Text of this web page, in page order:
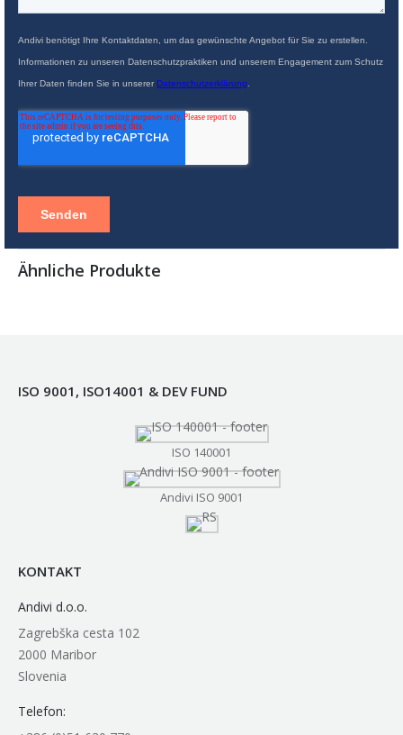
Ähnliche Produkte
ISO 9001, ISO14001 & DEV FUND
ISO 140001
Andivi ISO 9001
KONTAKT
Andivi d.o.o.
Zagrebška cesta 102
2000 Maribor
Slovenia
Telefon: